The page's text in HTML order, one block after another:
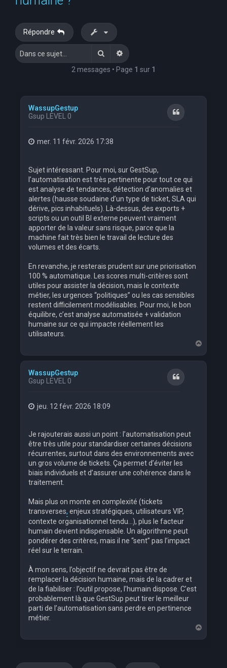
Répondre
RechercherRecherche avancée
2 messages • Page 1 sur 1
WassupGestup
Gsup LEVEL 0
Citation
mer. 11 févr. 2026 17:38
Sujet intéressant. Pour moi, sur GestSup,
l’automatisation est très pertinente pour tout ce qui
est analyse de tendances, détection d’anomalies et
alertes (hausse soudaine d’un type de ticket, SLA qui
dérive, pics inhabituels). Là-dessus, des exports +
scripts ou un outil BI externe peuvent vraiment
apporter de la valeur sans risque, parce que la
machine fait très bien le travail de lecture des
volumes et des écarts.
En revanche, je resterais prudent sur une priorisation
100 % automatique. Les scores multi-critères sont
utiles pour assister la décision, mais le contexte
métier, les urgences “politiques” ou les cas sensibles
restent difficilement modélisables. Pour moi, le bon
équilibre, c’est analyse automatisée + validation
humaine sur ce qui impacte réellement les
utilisateurs.
a
WassupGestup
Gsup LEVEL 0
Citation
jeu. 12 févr. 2026 18:09
Je rajouterais aussi un point : l’automatisation peut
être très utile pour standardiser certaines décisions
récurrentes, surtout dans des environnements avec
un gros volume de tickets. Ça permet d’éviter les
biais individuels et d’assurer une cohérence dans le
traitement.
Mais plus on monte en complexité (tickets
transverses, enjeux stratégiques, utilisateurs VIP,
contexte organisationnel tendu…), plus le facteur
humain devient indispensable. Un algorithme peut
pondérer des critères, mais il ne “sent” pas l’impact
réel sur le terrain.
À mon sens, l’objectif ne devrait pas être de
remplacer la décision humaine, mais de la cadrer et
de la fiabiliser : l’outil propose, l’humain dispose. C’est
probablement là que GestSup peut tirer le meilleur
parti de l’automatisation sans perdre en pertinence
métier.
a